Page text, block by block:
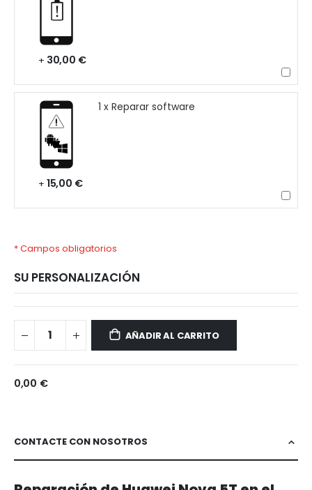
+ 30,00 €
1 x Reparar software
+ 15,00 €
* Campos obligatorios
SU PERSONALIZACIÓN
AÑADIR AL CARRITO
0,00 €
CONTACTE CON NOSOTROS